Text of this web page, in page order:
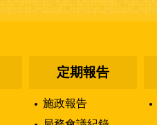
定期報告
施政報告